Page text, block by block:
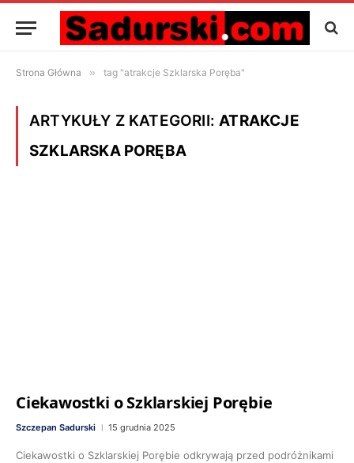
Strona Główna » tag "atrakcje Szklarska Poręba"
ARTYKUŁY Z KATEGORII:ATRAKCJE
SZKLARSKA PORĘBA
Ciekawostki o Szklarskiej Porębie
Szczepan Sadurski 15 grudnia 2025
Ciekawostki o Szklarskiej Porębie odkrywają przed podróżnikami